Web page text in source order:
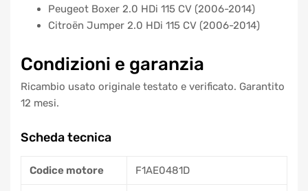
Peugeot Boxer 2.0 HDi 115 CV (2006-2014)
Citroën Jumper 2.0 HDi 115 CV (2006-2014)
Condizioni e garanzia
Ricambio usato originale testato e verificato. Garantito
12 mesi.
Scheda tecnica
Codice motore F1AE0481D